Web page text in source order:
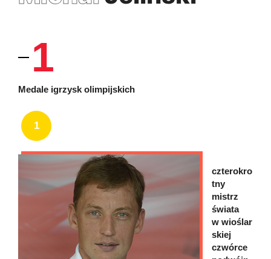
1
Medale igrzysk olimpijskich
1
czterokro
tny
mistrz
świata
w wioślar
skiej
czwórce